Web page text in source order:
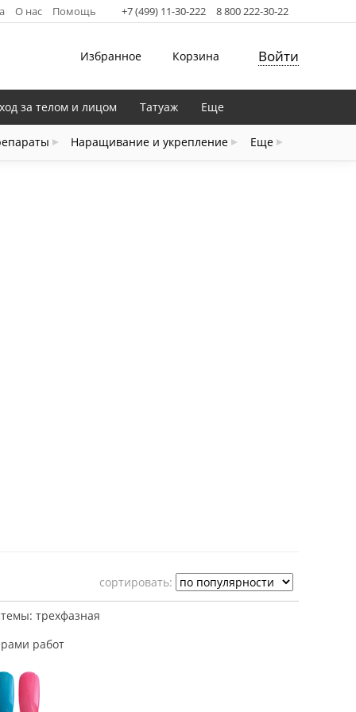
О нас Помощь +7 (499) 11-30-222 8 800 222-30-22
Избранное Корзина Войти
Наращивание и укрепление Еще
за телом и лицом Татуаж Еще
cортировать:
трехфазная
работ